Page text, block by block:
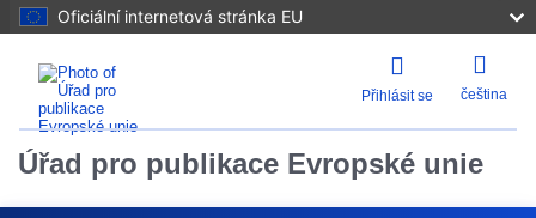
Oficiální internetová stránka EU
Přihlásit se čeština
Úřad pro publikace Evropské unie